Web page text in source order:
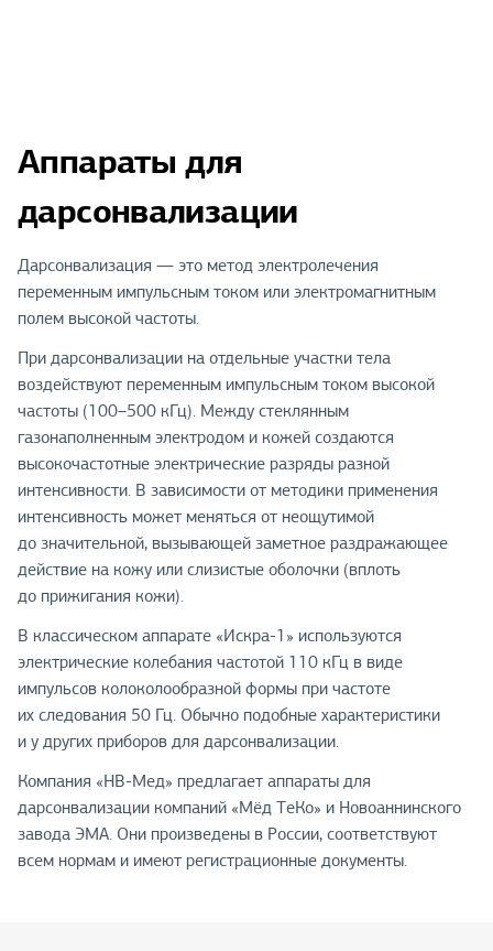
Аппараты для
дарсонвализации
Дарсонвализация — это метод электролечения
переменным импульсным током или электромагнитным
полем высокой частоты.
При дарсонвализации на отдельные участки тела
воздействуют переменным импульсным током высокой
частоты (100–500 кГц). Между стеклянным
газонаполненным электродом и кожей создаются
высокочастотные электрические разряды разной
интенсивности. В зависимости от методики применения
интенсивность может меняться от неощутимой
до значительной, вызывающей заметное раздражающее
действие на кожу или слизистые оболочки (вплоть
до прижигания кожи).
В классическом аппарате «Искра-1» используются
электрические колебания частотой 110 кГц в виде
импульсов колоколообразной формы при частоте
их следования 50 Гц. Обычно подобные характеристики
и у других приборов для дарсонвализации.
Компания «НВ-Мед» предлагает аппараты для
дарсонвализации компаний «Мёд ТеКо» и Новоаннинского
завода ЭМА. Они произведены в России, соответствуют
всем нормам и имеют регистрационные документы.